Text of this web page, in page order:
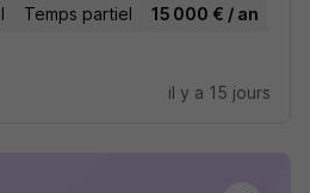
Temps partiel 15 000 € / an
il y a 15 jours